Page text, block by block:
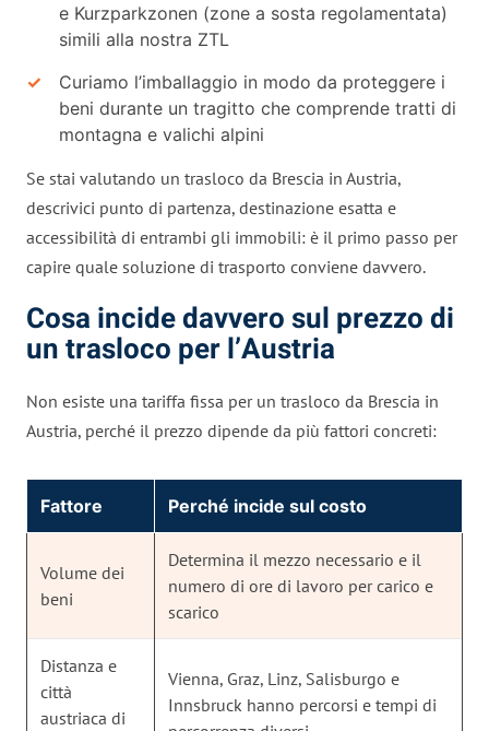
e Kurzparkzonen (zone a sosta regolamentata)
simili alla nostra ZTL
Curiamo l’imballaggio in modo da proteggere i
beni durante un tragitto che comprende tratti di
montagna e valichi alpini
Se stai valutando un trasloco da Brescia in Austria,
descrivici punto di partenza, destinazione esatta e
accessibilità di entrambi gli immobili: è il primo passo per
capire quale soluzione di trasporto conviene davvero.
Cosa incide davvero sul prezzo di
un trasloco per l’Austria
Non esiste una tariffa fissa per un trasloco da Brescia in
Austria, perché il prezzo dipende da più fattori concreti:
Fattore Perché incide sul costo
Volume dei
beni
Determina il mezzo necessario e il
numero di ore di lavoro per carico e
scarico
Distanza e
città
austriaca di
Vienna, Graz, Linz, Salisburgo e
Innsbruck hanno percorsi e tempi di